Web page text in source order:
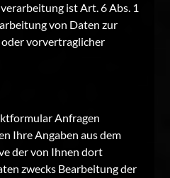
ist Art. 6 Abs. 1
von Daten zur
vorvertraglicher
Anfragen
Ihre Angaben aus dem
der von Ihnen dort
zwecks Bearbeitung der